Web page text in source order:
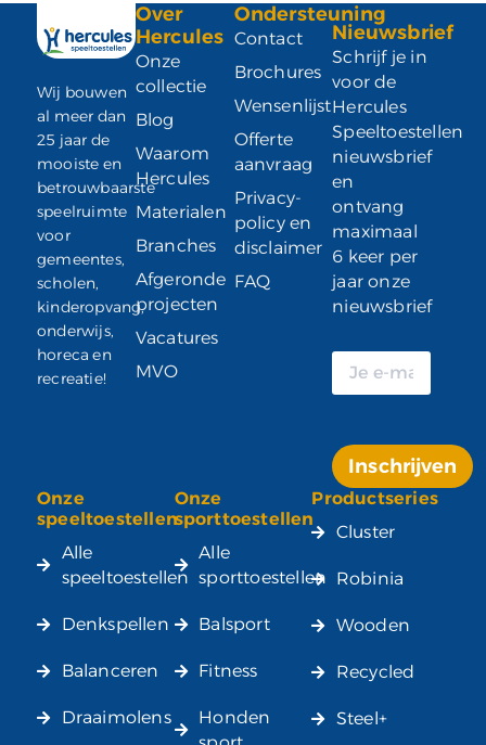
Wij bouwen
al meer dan
25 jaar de
mooiste en
betrouwbaarste
speelruimte
voor
gemeentes,
scholen,
kinderopvang,
onderwijs,
horeca en
recreatie!
Over
Hercules
Onze
collectie
Blog
Waarom
Hercules
Materialen
Branches
Afgeronde
projecten
Vacatures
MVO
Ondersteuning
Contact
Brochures
Wensenlijst
Offerte
aanvraag
Privacy-
policy en
disclaimer
FAQ
Nieuwsbrief
Schrijf je in
voor de
Hercules
Speeltoestellen
nieuwsbrief
en
ontvang
maximaal
6 keer per
jaar onze
nieuwsbrief
Inschrijven
Alternative:
Onze
speeltoestellen
Alle
speeltoestellen
Denkspellen
Balanceren
Draaimolens
Onze
sporttoestellen
Alle
sporttoestellen
Balsport
Fitness
Honden
Productseries
Cluster
Robinia
Wooden
Recycled
Steel+